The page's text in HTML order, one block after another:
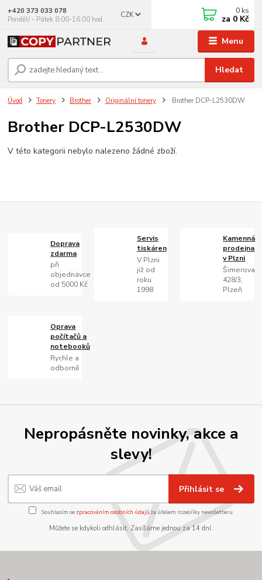
Menu
CZK
Hledat
+420 373 033 078
Pondělí - Pátek 8:00-16:00 hod.
0 ks
za 0 Kč
Úvod Tonery Brother Originální tonery Brother DCP-L2530DW
Brother DCP-L2530DW
V této kategorii nebylo nalezeno žádné zboží.
Doprava
zdarma
při
objednávce
od 5000 Kč
Servis
tiskáren
V Plzni
již od
roku
1998
Kamenná
prodejna
v Plzni
Šimerova
428/3,
Plzeň
Oprava
počítačů a
notebooků
Rychle a
odborně
Nepropásněte novinky, akce a
slevy!
Přihlásit se
Souhlasím se zpracováním osobních údajůza účelem rozesílky newsletteru.
Můžete se kdykoli odhlásit. Zasíláme jednou za 14 dní.